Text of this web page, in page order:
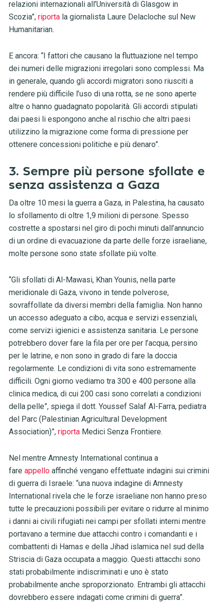
relazioni internazionali all’Università di Glasgow in
Scozia”, riportala giornalista Laure Delacloche sul New
Humanitarian.
E ancora: “I fattori che causano la fluttuazione nel tempo
dei numeri delle migrazioni irregolari sono complessi. Ma
in generale, quando gli accordi migratori sono riusciti a
rendere più difficile l’uso di una rotta, se ne sono aperte
altre o hanno guadagnato popolarità. Gli accordi stipulati
dai paesi li espongono anche al rischio che altri paesi
utilizzino la migrazione come forma di pressione per
ottenere concessioni politiche e più denaro”.
3. Sempre più persone sfollate e
senza assistenza a Gaza
Da oltre 10 mesi la guerra a Gaza, in Palestina, ha causato
lo sfollamento di oltre 1,9 milioni di persone. Spesso
costrette a spostarsi nel giro di pochi minuti dall’annuncio
di un ordine di evacuazione da parte delle forze israeliane,
molte persone sono state sfollate più volte.
“Gli sfollati di Al-Mawasi, Khan Younis, nella parte
meridionale di Gaza, vivono in tende polverose,
sovraffollate da diversi membri della famiglia. Non hanno
un accesso adeguato a cibo, acqua e servizi essenziali,
come servizi igienici e assistenza sanitaria. Le persone
potrebbero dover fare la fila per ore per l’acqua, persino
per le latrine, e non sono in grado di fare la doccia
regolarmente. Le condizioni di vita sono estremamente
difficili. Ogni giorno vediamo tra 300 e 400 persone alla
clinica medica, di cui 200 casi sono correlati a condizioni
della pelle”, spiega il dott. Youssef Salaf Al-Farra, pediatra
del Parc (Palestinian Agricultural Development
Association)”, riportaMedici Senza Frontiere.
Nel mentre Amnesty International continua a
fare appelloaffinché vengano effettuate indagini sui crimini
di guerra di Israele: “una nuova indagine di Amnesty
International rivela che le forze israeliane non hanno preso
tutte le precauzioni possibili per evitare o ridurre al minimo
i danni ai civili rifugiati nei campi per sfollati interni mentre
portavano a termine due attacchi contro i comandanti e i
combattenti di Hamas e della Jihad islamica nel sud della
Striscia di Gaza occupata a maggio. Questi attacchi sono
stati probabilmente indiscriminati e uno è stato
probabilmente anche sproporzionato. Entrambi gli attacchi
dovrebbero essere indagati come crimini di guerra”.